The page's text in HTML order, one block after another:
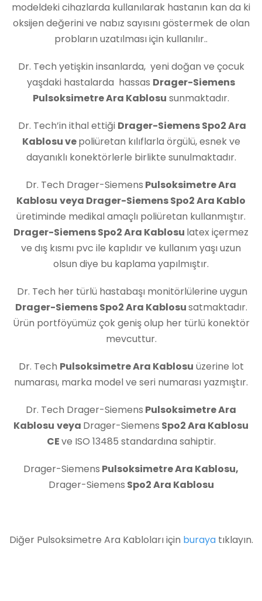
modeldeki cihazlarda kullanılarak hastanın kan da ki
oksijen değerini ve nabız sayısını göstermek de olan
probların uzatılması için kullanılır..
Dr. Tech yetişkin insanlarda, yeni doğan ve çocuk
yaşdaki hastalarda hassas Drager-Siemens
Pulsoksimetre Ara Kablosu sunmaktadır.
Dr. Tech’in ithal ettiği Drager-Siemens Spo2 Ara
Kablosuvepoliüretan kılıflarla örgülü, esnek ve
dayanıklı konektörlerle birlikte sunulmaktadır.
Dr. Tech Drager-Siemens Pulsoksimetre Ara
Kablosu veya Drager-Siemens Spo2 Ara Kablo
üretiminde medikal amaçlı poliüretan kullanmıştır.
Drager-Siemens Spo2 Ara Kablosu latex içermez
ve dış kısmı pvc ile kaplıdır ve kullanım yaşı uzun
olsun diye bu kaplama yapılmıştır.
Dr. Tech her türlü hastabaşı monitörlülerine uygun
Drager-Siemens Spo2 Ara Kablosusatmaktadır.
Ürün portföyümüz çok geniş olup her türlü konektör
mevcuttur.
Dr. Tech Pulsoksimetre Ara Kablosu üzerine lot
numarası, marka model ve seri numarası yazmıştır.
Dr. Tech Drager-Siemens Pulsoksimetre Ara
Kablosu veya Drager-Siemens Spo2 Ara Kablosu
CEve ISO 13485 standardına sahiptir.
Drager-Siemens Pulsoksimetre Ara Kablosu,
Drager-Siemens Spo2 Ara Kablosu
Diğer Pulsoksimetre Ara Kabloları için buraya tıklayın.